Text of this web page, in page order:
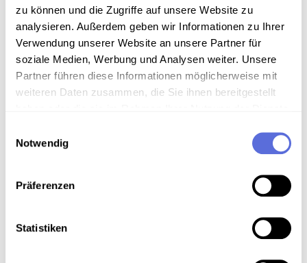
zu können und die Zugriffe auf unsere Website zu
analysieren. Außerdem geben wir Informationen zu Ihrer
Verwendung unserer Website an unsere Partner für
soziale Medien, Werbung und Analysen weiter. Unsere
Partner führen diese Informationen möglicherweise mit
weiteren Daten zusammen, die Sie ihnen bereitgestellt
Notwendig
Präferenzen
Statistiken
Information
Metadaten